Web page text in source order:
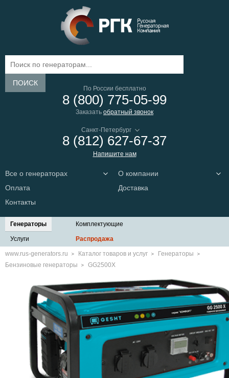
ПОИСК
По России бесплатно
8 (800) 775-05-99
Заказать обратный звонок
8 (812) 627-67-37
Напишите нам
Все о генераторах
О компании
Оплата
Доставка
Контакты
Генераторы Комплектующие
Услуги Распродажа
www.rus-generators.ru Каталог товаров и услуг
Генераторы
Бензиновые генераторы
GG2500X